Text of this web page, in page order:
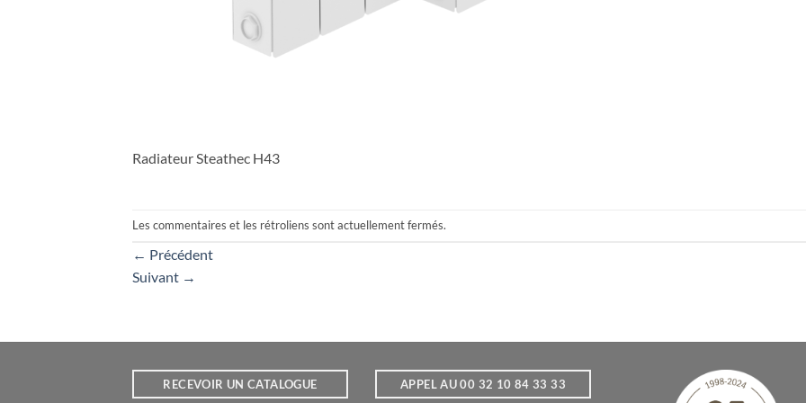
Radiateur Steathec H43
Les commentaires et les rétroliens sont actuellement fermés.
← Précédent
Suivant →
RECEVOIR UN CATALOGUE APPEL AU 00 32 10 84 33 33